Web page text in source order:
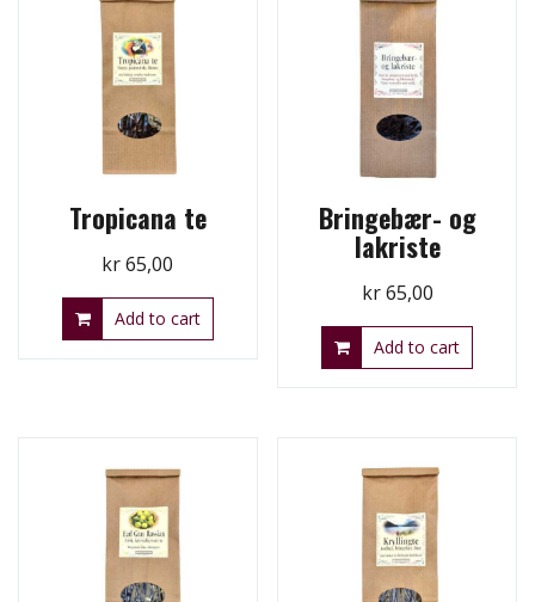
Tropicana te
kr65,00
Add to cart
Bringebær- og
lakriste
kr65,00
Add to cart